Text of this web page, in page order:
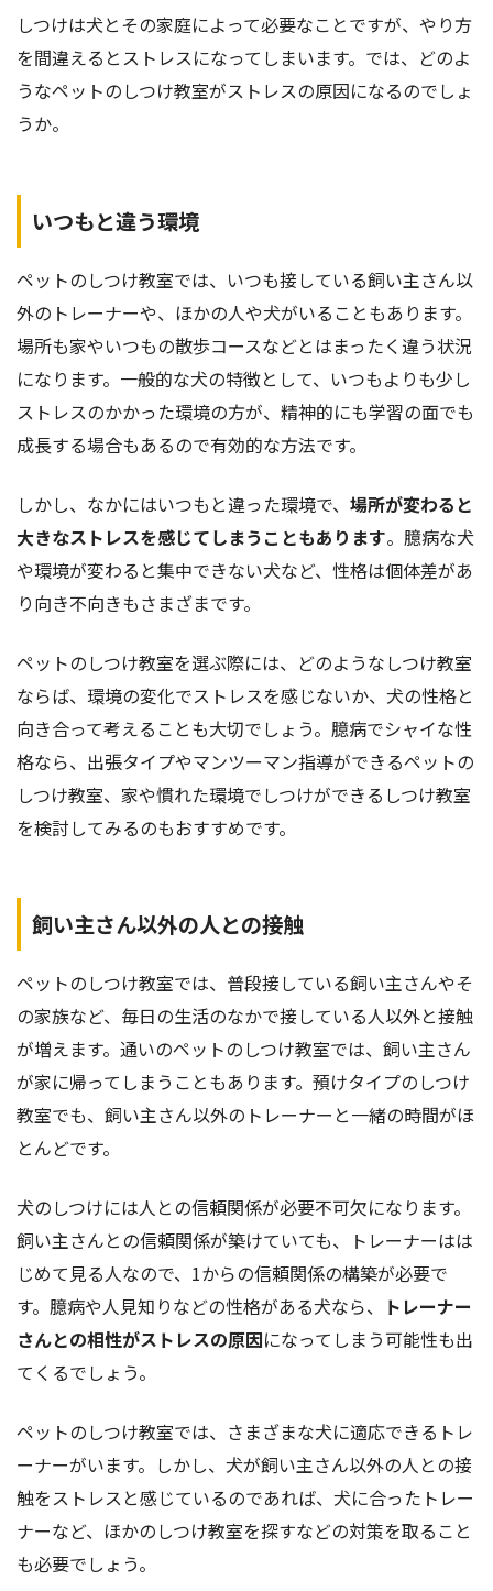
しつけは犬とその家庭によって必要なことですが、やり方
を間違えるとストレスになってしまいます。では、どのよ
うなペットのしつけ教室がストレスの原因になるのでしょ
うか。
いつもと違う環境
ペットのしつけ教室では、いつも接している飼い主さん以
外のトレーナーや、ほかの人や犬がいることもあります。
場所も家やいつもの散歩コースなどとはまったく違う状況
になります。一般的な犬の特徴として、いつもよりも少し
ストレスのかかった環境の方が、精神的にも学習の面でも
成長する場合もあるので有効的な方法です。
しかし、なかにはいつもと違った環境で、 場所が変わると
大きなストレスを感じてしまうこともあります。臆病な犬
や環境が変わると集中できない犬など、性格は個体差があ
り向き不向きもさまざまです。
ペットのしつけ教室を選ぶ際には、どのようなしつけ教室
ならば、環境の変化でストレスを感じないか、犬の性格と
向き合って考えることも大切でしょう。臆病でシャイな性
格なら、出張タイプやマンツーマン指導ができるペットの
しつけ教室、家や慣れた環境でしつけができるしつけ教室
を検討してみるのもおすすめです。
飼い主さん以外の人との接触
ペットのしつけ教室では、普段接している飼い主さんやそ
の家族など、毎日の生活のなかで接している人以外と接触
が増えます。通いのペットのしつけ教室では、飼い主さん
が家に帰ってしまうこともあります。預けタイプのしつけ
教室でも、飼い主さん以外のトレーナーと一緒の時間がほ
とんどです。
犬のしつけには人との信頼関係が必要不可欠になります。
飼い主さんとの信頼関係が築けていても、トレーナーはは
じめて見る人なので、1からの信頼関係の構築が必要で
す。臆病や人見知りなどの性格がある犬なら、 トレーナー
さんとの相性がストレスの原因になってしまう可能性も出
てくるでしょう。
ペットのしつけ教室では、さまざまな犬に適応できるトレ
ーナーがいます。しかし、犬が飼い主さん以外の人との接
触をストレスと感じているのであれば、犬に合ったトレー
ナーなど、ほかのしつけ教室を探すなどの対策を取ること
も必要でしょう。